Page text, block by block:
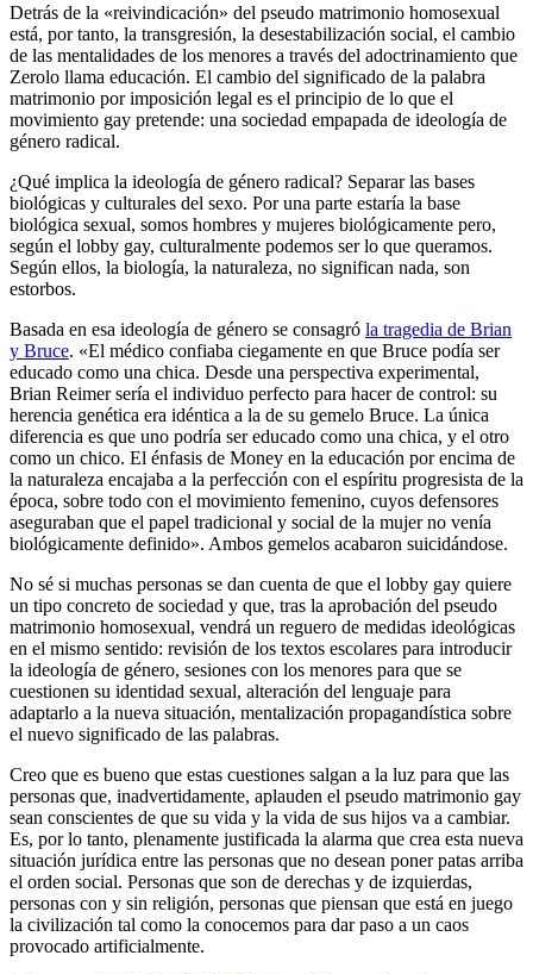
Detrás de la «reivindicación» del pseudo matrimonio homosexual
está, por tanto, la transgresión, la desestabilización social, el cambio
de las mentalidades de los menores a través del adoctrinamiento que
Zerolo llama educación. El cambio del significado de la palabra
matrimonio por imposición legal es el principio de lo que el
movimiento gay pretende: una sociedad empapada de ideología de
género radical.
¿Qué implica la ideología de género radical? Separar las bases
biológicas y culturales del sexo. Por una parte estaría la base
biológica sexual, somos hombres y mujeres biológicamente pero,
según el lobby gay, culturalmente podemos ser lo que queramos.
Según ellos, la biología, la naturaleza, no significan nada, son
estorbos.
Basada en esa ideología de género se consagró la tragedia de Brian
y Bruce. «El médico confiaba ciegamente en que Bruce podía ser
educado como una chica. Desde una perspectiva experimental,
Brian Reimer sería el individuo perfecto para hacer de control: su
herencia genética era idéntica a la de su gemelo Bruce. La única
diferencia es que uno podría ser educado como una chica, y el otro
como un chico. El énfasis de Money en la educación por encima de
la naturaleza encajaba a la perfección con el espíritu progresista de la
época, sobre todo con el movimiento femenino, cuyos defensores
aseguraban que el papel tradicional y social de la mujer no venía
biológicamente definido». Ambos gemelos acabaron suicidándose.
No sé si muchas personas se dan cuenta de que el lobby gay quiere
un tipo concreto de sociedad y que, tras la aprobación del pseudo
matrimonio homosexual, vendrá un reguero de medidas ideológicas
en el mismo sentido: revisión de los textos escolares para introducir
la ideología de género, sesiones con los menores para que se
cuestionen su identidad sexual, alteración del lenguaje para
adaptarlo a la nueva situación, mentalización propagandística sobre
el nuevo significado de las palabras.
Creo que es bueno que estas cuestiones salgan a la luz para que las
personas que, inadvertidamente, aplauden el pseudo matrimonio gay
sean conscientes de que su vida y la vida de sus hijos va a cambiar.
Es, por lo tanto, plenamente justificada la alarma que crea esta nueva
situación jurídica entre las personas que no desean poner patas arriba
el orden social. Personas que son de derechas y de izquierdas,
personas con y sin religión, personas que piensan que está en juego
la civilización tal como la conocemos para dar paso a un caos
provocado artificialmente.